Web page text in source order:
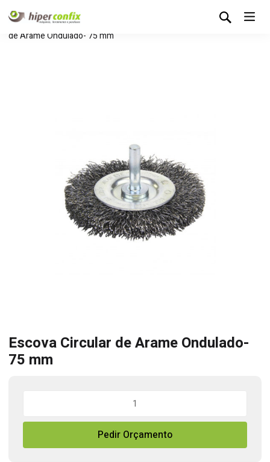
Início Loja Hipertintas
Escova Circular
de Arame Ondulado- 75 mm
Escova Circular de Arame Ondulado-
75 mm
Escova
de
Pedir Orçamento